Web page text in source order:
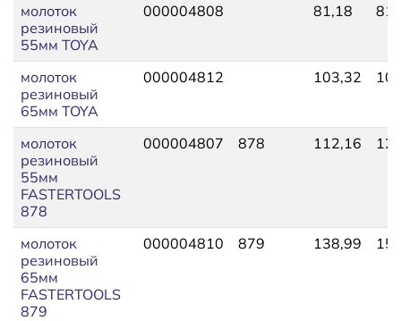
молоток
резиновый
55мм TOYA
000004808 81,18
молоток
резиновый
65мм TOYA
000004812 103,32
молоток
резиновый
55мм
FASTERTOOLS
878
000004807 878 112,16
молоток
резиновый
65мм
FASTERTOOLS
879
000004810 879 138,99